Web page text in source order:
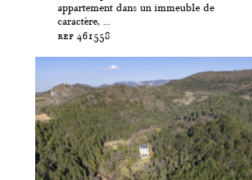
appartement dans un immeuble de
caractère, ...
ref 461558